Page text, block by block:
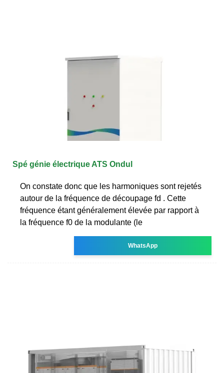
Spé génie électrique ATS Ondul
On constate donc que les harmoniques sont rejetés
autour de la fréquence de découpage fd . Cette
fréquence étant généralement élevée par rapport à
la fréquence f0 de la modulante (le
WhatsApp